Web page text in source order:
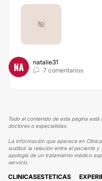
NA
natalie31
7 comentarios
Todo el contenido de esta página
doctores o especialistas.
La información que aparece en
sustituir la relación entre el paciente
apología de un tratamiento médico
servicio.
CLINICASESTETICAS